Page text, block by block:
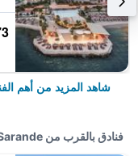
شاهد المزيد من أهم
فنادق بالقرب من Hotel Panorama Sarande